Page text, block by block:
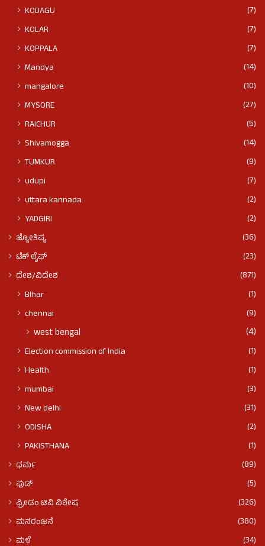
KODAGU
(7)
KOLAR
(7)
KOPPALA
(7)
Mandya
(14)
mangalore
(10)
MYSORE
(27)
RAICHUR
(5)
Shivamogga
(14)
TUMKUR
(9)
udupi
(7)
uttara kannada
(2)
YADGIRI
(2)
ಜ್ಯೋತಿಷ್ಯ
(36)
ಟೆಕ್ ಲೈಫ್
(23)
ದೇಶ/ವಿದೇಶ
(871)
BIhar
(1)
chennai
(9)
west bengal (4)
Election commission of India
(1)
Health
(1)
mumbai
(3)
New delhi
(31)
ODISHA
(2)
PAKISTHANA
(1)
ಧರ್ಮ
(89)
ಫುಡ್​​
(5)
ಫ್ರೀಡಂ ಟಿವಿ ವಿಶೇಷ
(326)
ಮನರಂಜನೆ
(380)
ಮಳೆ
(34)